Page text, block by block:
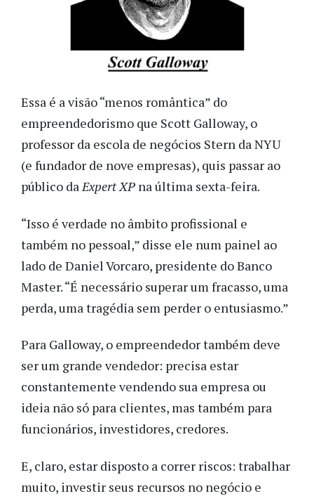
Essa é a visão “menos romântica” do
empreendedorismo que Scott Galloway, o
professor da escola de negócios Stern da NYU
(e fundador de nove empresas), quis passar ao
público daExpert XP na última sexta-feira.
“Isso é verdade no âmbito profissional e
também no pessoal,” disse ele num painel ao
lado de Daniel Vorcaro, presidente do Banco
Master. “É necessário superar um fracasso, uma
perda, uma tragédia sem perder o entusiasmo.”
Para Galloway, o empreendedor também deve
ser um grande vendedor: precisa estar
constantemente vendendo sua empresa ou
ideia não só para clientes, mas também para
funcionários, investidores, credores.
E, claro, estar disposto a correr riscos: trabalhar
muito, investir seus recursos no negócio e